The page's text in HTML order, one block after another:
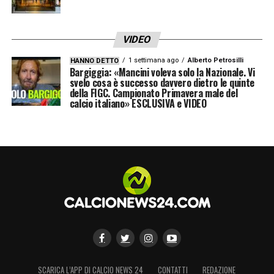
sostegno anche nei momenti difficili. È stato
LA PLAYLIST DELLE NOSTRE TOP NEWS
VIDEO
HANNO DETTO 1 settimana ago Alberto Petrosilli
Bargiggia: «Mancini voleva solo la Nazionale. Vi
svelo cosa è successo davvero dietro le quinte
della FIGC. Campionato Primavera male del
calcio italiano» ESCLUSIVA e VIDEO
SCARICA L’APP DI CALCIO NEWS 24 CONTATTI REDAZIONE